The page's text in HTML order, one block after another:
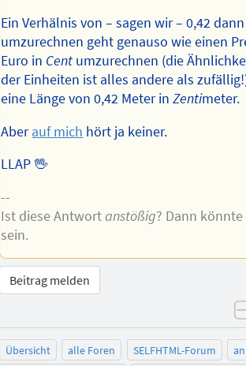
Ein Verhälnis von – sagen wir – 0,42
umzurechnen geht genauso wie einen
Euro in Cent umzurechnen (die
der Einheiten ist alles andere als
eine Länge von 0,42 Meter inZentimeter.
Aberauf mich hört ja keiner.
LLAP 🖖
--
Ist diese Antwortanstößig? Dann
sein.
Beitrag melden
Übersicht alle Foren SELFHTML-Forum